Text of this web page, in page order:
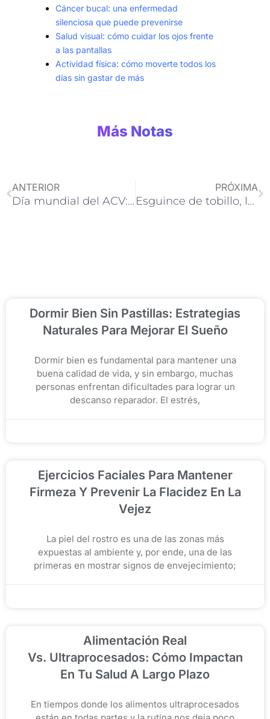
Cáncer bucal: una enfermedad
silenciosa que puede prevenirse
Salud visual: cómo cuidar los ojos frente
a las pantallas
Actividad física: cómo moverte todos los
días sin gastar de más
Más Notas
ANTERIOR
Día mundial del ACV: mujeres y el ACV
PRÓXIMA
Esguince de tobillo, la lesión más común en futbolistas
Dormir Bien Sin Pastillas: Estrategias
Naturales Para Mejorar El Sueño
Dormir bien es fundamental para mantener una
buena calidad de vida, y sin embargo, muchas
personas enfrentan dificultades para lograr un
descanso reparador. El estrés,
Ejercicios Faciales Para Mantener
Firmeza Y Prevenir La Flacidez En La
Vejez
La piel del rostro es una de las zonas más
expuestas al ambiente y, por ende, una de las
primeras en mostrar signos de envejecimiento;
Alimentación Real
Vs. Ultraprocesados: Cómo Impactan
En Tu Salud A Largo Plazo
En tiempos donde los alimentos ultraprocesados